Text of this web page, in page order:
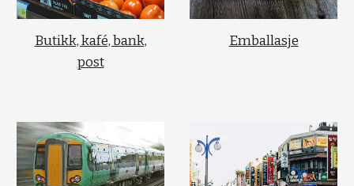
Butikk, kafé, bank,
post
Emballasje